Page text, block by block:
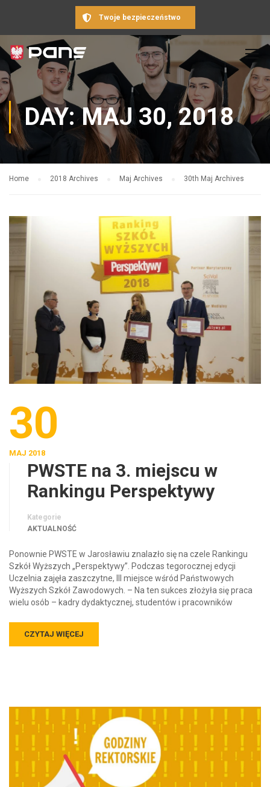
Twoje bezpieczeństwo
DAY: MAJ 30, 2018
Home 2018 Archives Maj Archives 30th Maj Archives
30
MAJ 2018
PWSTE na 3. miejscu w
Rankingu Perspektywy
Kategorie
AKTUALNOŚĆ
Ponownie PWSTE w Jarosławiu znalazło się na czele Rankingu
Szkół Wyższych „Perspektywy”. Podczas tegorocznej edycji
Uczelnia zajęła zaszczytne, III miejsce wśród Państwowych
Wyższych Szkół Zawodowych. – Na ten sukces złożyła się praca
wielu osób – kadry dydaktycznej, studentów i pracowników
CZYTAJ WIĘCEJ